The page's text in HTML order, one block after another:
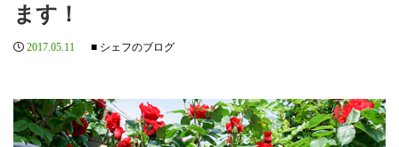
ます！
2017.05.11 ■ シェフのブログ